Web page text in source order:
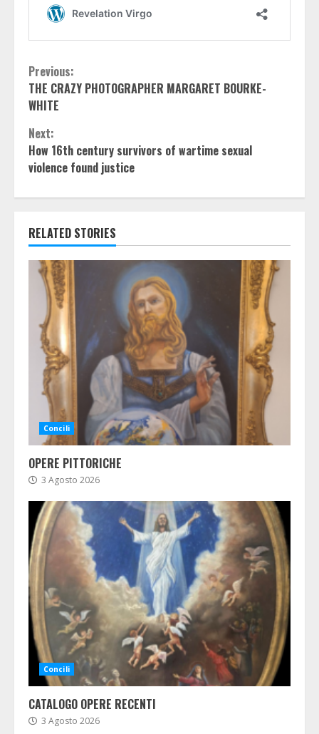
Continue
Reading
Previous:
THE CRAZY PHOTOGRAPHER MARGARET BOURKE-
WHITE
Next:
How 16th century survivors of wartime sexual
violence found justice
RELATED STORIES
Concili
OPERE PITTORICHE
3 Agosto 2026
Concili
CATALOGO OPERE RECENTI
3 Agosto 2026